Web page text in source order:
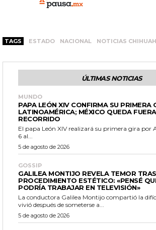
TAGS ESTADO NACIONAL NOTICIAS
ÚLTIMAS NOTICIAS
MUNDO
PAPA LEÓN XIV CONFIRMA SU PRIMERA
LATINOAMÉRICA; MÉXICO QUEDA
RECORRIDO
El papa León XIV realizará su primera gira por
6 al...
5 de agosto de 2026
GOSSIP
GALILEA MONTIJO REVELA TEMOR TRAS
PROCEDIMIENTO ESTÉTICO: «PENSÉ
PODRÍA TRABAJAR EN TELEVISIÓN»
La conductora Galilea Montijo compartió la
vivió después de someterse a...
5 de agosto de 2026